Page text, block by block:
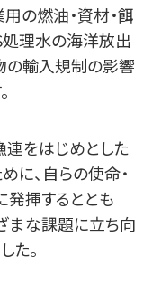
の燃油・資材・餌
理水の海洋放出
の輸入規制の影響
連をはじめとした
に、自らの使命・
揮するととも
まな課題に立ち向
た。